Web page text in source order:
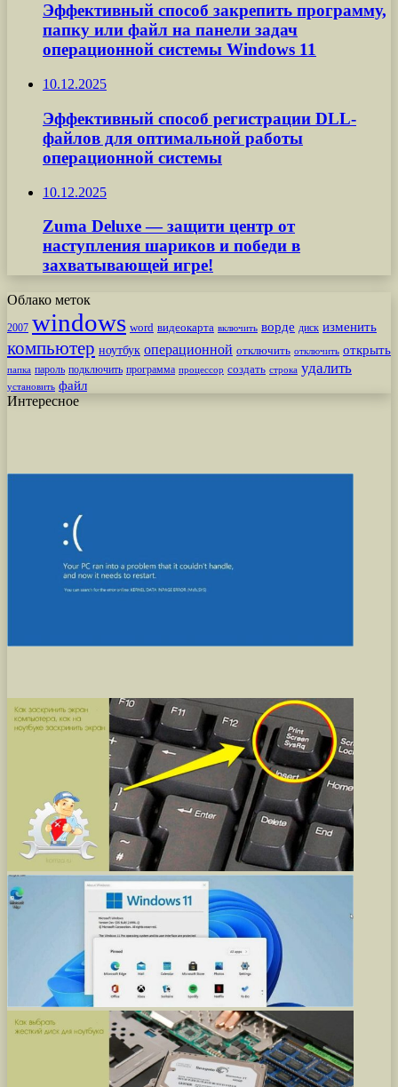
Эффективный способ закрепить программу,
папку или файл на панели задач
операционной системы Windows 11
10.12.2025
Эффективный способ регистрации DLL-
файлов для оптимальной работы
операционной системы
10.12.2025
Zuma Deluxe — защити центр от
наступления шариков и победи в
захватывающей игре!
Облако меток
2007 windows word видеокарта включить ворде диск изменить
компьютер ноутбук операционной отключить отключить открыть
папка пароль подключить программа процессор создать строка удалить
установить файл
Интересное